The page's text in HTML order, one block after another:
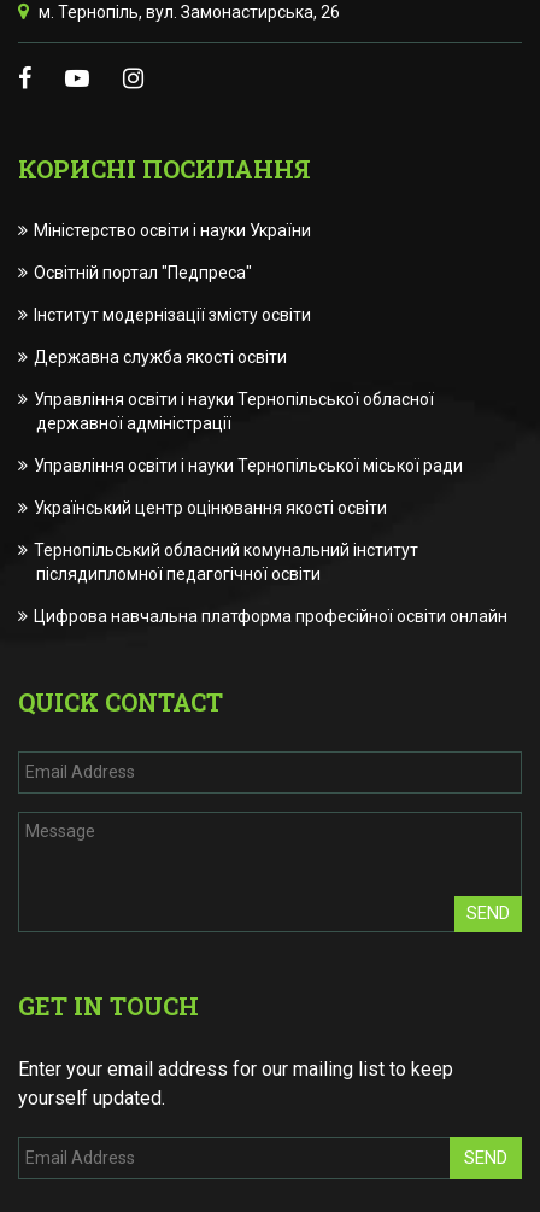
м. Тернопіль, вул. Замонастирська, 26
КОРИСНІ ПОСИЛАННЯ
Міністерство освіти і науки України
Освітній портал "Педпреса"
Інститут модернізації змісту освіти
Державна служба якості освіти
Управління освіти і науки Тернопільської обласної
державної адміністрації
Управління освіти і науки Тернопільської міської ради
Український центр оцінювання якості освіти
Тернопільський обласний комунальний інститут
післядипломної педагогічної освіти
Цифрова навчальна платформа професійної освіти онлайн
QUICK CONTACT
SEND
GET IN TOUCH
Enter your email address for our mailing list to keep
yourself updated.
SEND